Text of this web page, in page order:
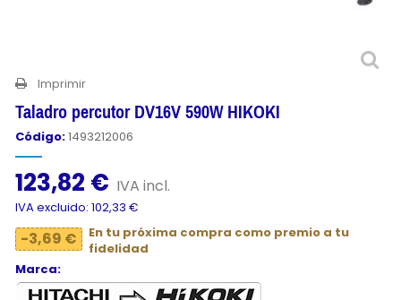
Imprimir
Taladro percutor DV16V 590W HIKOKI
Código:1493212006
123,82 € IVA incl.
IVA excluido: 102,33 €
-3,69 €
En tu próxima compra como premio a tu
fidelidad
Marca: